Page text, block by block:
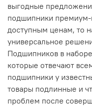
выгодные
подшипники премиум-
доступным ценам, то
универсальное
Подшипников в
которые отвечают
подшипники у
товары подлинные и
проблем после